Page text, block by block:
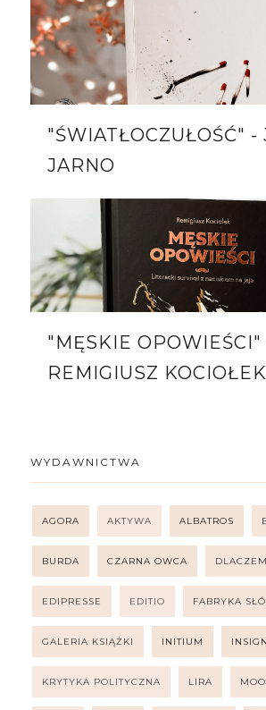
"ŚWIATŁOCZUŁOŚĆ" -
JARNO
"MĘSKIE OPOWIEŚCI"
REMIGIUSZ KOCIOŁEK
WYDAWNICTWA
AGORA AKTYWA ALBATROS
BURDA CZARNA OWCA
EDIPRESSE EDITIO FABRYKA
GALERIA KSIĄŻKI INITIUM
KRYTYKA POLITYCZNA LIRA